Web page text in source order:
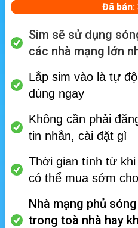
Đã bán:
Sim sẽ sử dụng
các nhà mạng lớn
Lắp sim vào là tự
dùng ngay
Không cần phải
tin nhắn, cài đặt gì
Thời gian tính từ
có thể mua sớm
Nhà mạng phủ
trong toà nhà hay